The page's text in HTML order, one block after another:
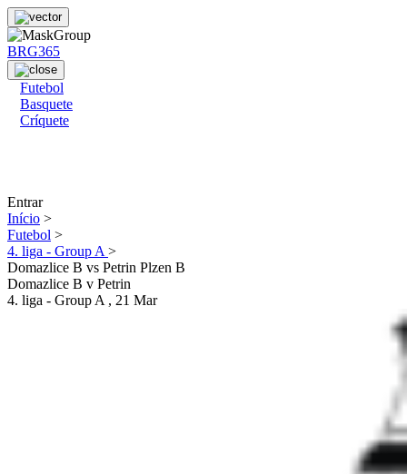
BRG365
Futebol
Basquete
Críquete
Entrar
Início >
Futebol >
4. liga - Group A >
Domazlice B vs Petrin Plzen B
Domazlice B v Petrin
4. liga - Group A , 21 Mar